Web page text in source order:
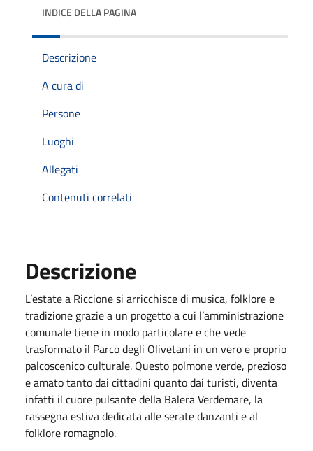
INDICE DELLA PAGINA
Descrizione
A cura di
Persone
Luoghi
Allegati
Contenuti correlati
Descrizione
L’estate a Riccione si arricchisce di musica, folklore e
tradizione grazie a un progetto a cui l’amministrazione
comunale tiene in modo particolare e che vede
trasformato il Parco degli Olivetani in un vero e proprio
palcoscenico culturale. Questo polmone verde, prezioso
e amato tanto dai cittadini quanto dai turisti, diventa
infatti il cuore pulsante della Balera Verdemare, la
rassegna estiva dedicata alle serate danzanti e al
folklore romagnolo.